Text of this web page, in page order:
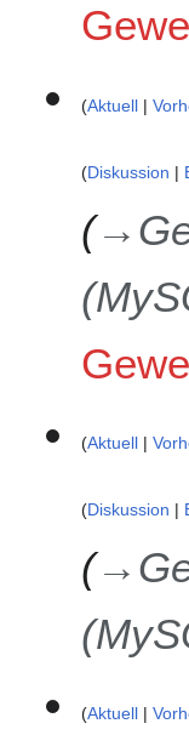
Aktuell
Diskussion
→
Aktuell
Diskussion
→
Aktuell